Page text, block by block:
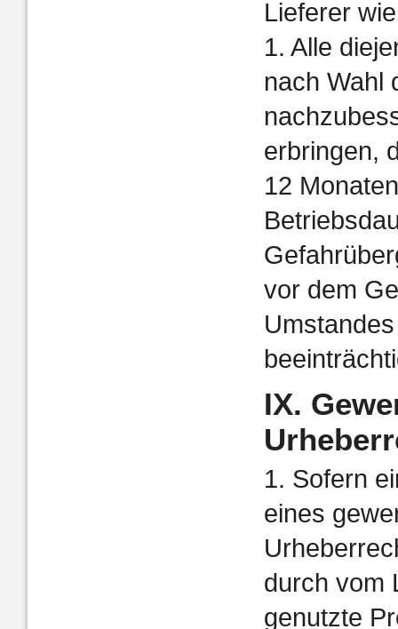
Lieferer
1. Alle
nach Wahl
erbringen,
12
vor dem
IX.
1. Sofern
eines
durch vom
genutzte